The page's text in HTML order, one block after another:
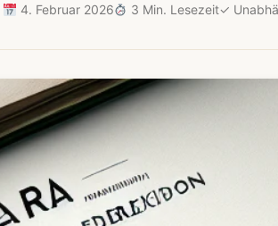
4. Februar 2026 3 Min. Lesezeit✓